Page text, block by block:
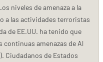
niveles de amenaza a la
a las actividades terroristas
de EE.UU. ha tenido que
continuas amenazas de Al
Ciudadanos de Estados